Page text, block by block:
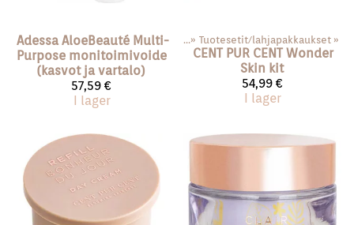
Adessa AloeBeauté Multi-
Purpose monitoimivoide
(kasvot ja vartalo)
57,59 €
I lager
Produkter ‪» Meikit ‪» Tuotesetit/lahjapakkaukset ‪»
CENT PUR CENT Wonder
Skin kit
54,99 €
I lager